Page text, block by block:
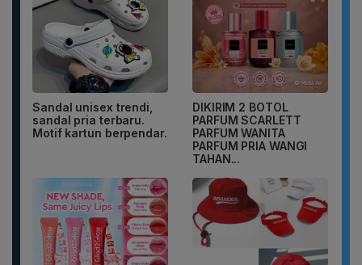
Sandal unisex trendi,
sandal pria terbaru.
Motif kartun berpendar.
DIKIRIM 2 BOTOL
PARFUM SCARLETT
PARFUM WANITA
PARFUM PRIA WANGI
TAHAN...